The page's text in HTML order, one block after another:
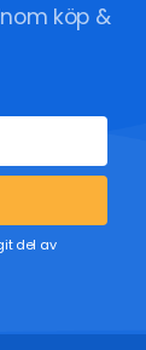
köp &
del av